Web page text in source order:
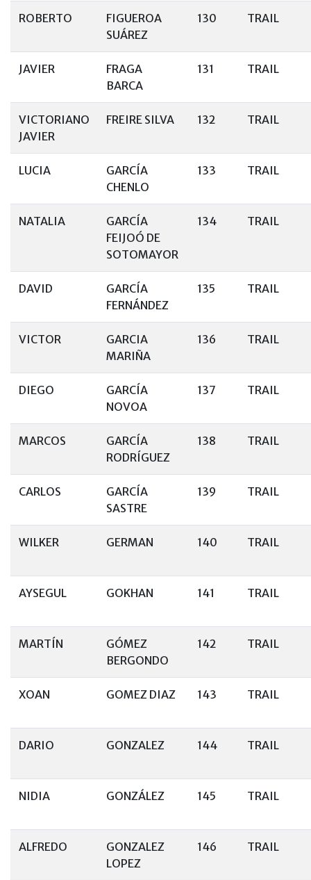
ROBERTO
FIGUEROA
SUÁREZ
130 TRAIL
JAVIER
FRAGA
BARCA
131 TRAIL
VICTORIANO
JAVIER
FREIRE SILVA 132 TRAIL
LUCIA
GARCÍA
CHENLO
133 TRAIL
NATALIA
GARCÍA
FEIJOÓ DE
SOTOMAYOR
134 TRAIL
DAVID
GARCÍA
FERNÁNDEZ
135 TRAIL
VICTOR
GARCIA
MARIÑA
136 TRAIL
DIEGO
GARCÍA
NOVOA
137 TRAIL
MARCOS
GARCÍA
RODRÍGUEZ
138 TRAIL
CARLOS
GARCÍA
SASTRE
139 TRAIL
WILKER GERMAN 140 TRAIL
AYSEGUL GOKHAN 141 TRAIL
MARTÍN
GÓMEZ
BERGONDO
142 TRAIL
XOAN GOMEZ DIAZ 143 TRAIL
DARIO GONZALEZ 144 TRAIL
NIDIA GONZÁLEZ 145 TRAIL
ALFREDO
GONZALEZ
LOPEZ
146 TRAIL